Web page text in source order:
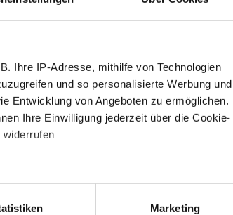
Ihre IP-Adresse, mithilfe von Technologien
und so personalisierte Werbung und
Entwicklung von Angeboten zu ermöglichen.
Ihre Einwilligung jederzeit über die Cookie-
Meter genau sein können
identifizieren
Marketing